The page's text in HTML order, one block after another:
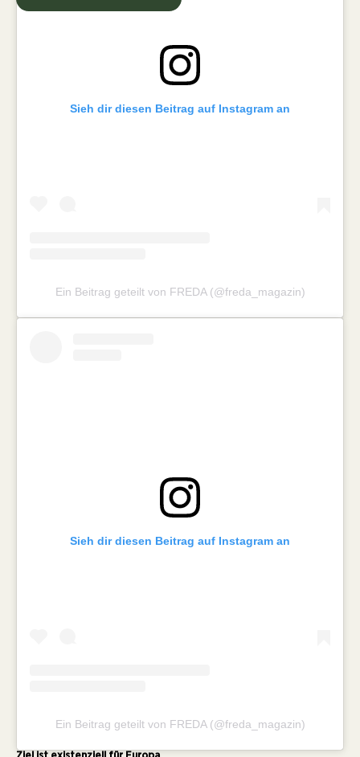
Sieh dir diesen Beitrag auf Instagram an
Ein Beitrag geteilt von FREDA (@freda_magazin)
Sieh dir diesen Beitrag auf Instagram an
Ein Beitrag geteilt von FREDA (@freda_magazin)